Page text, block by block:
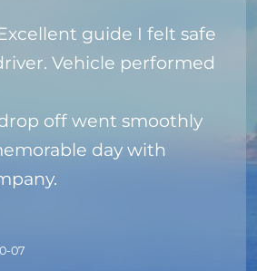
guide I felt safe
Vehicle performed
off went smoothly
day with
07